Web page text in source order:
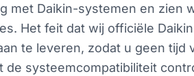
met Daikin-systemen en
Het feit dat wij officiële
te leveren, zodat u geen
systeemcompatibiliteit